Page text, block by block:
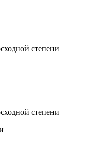
степени
степени